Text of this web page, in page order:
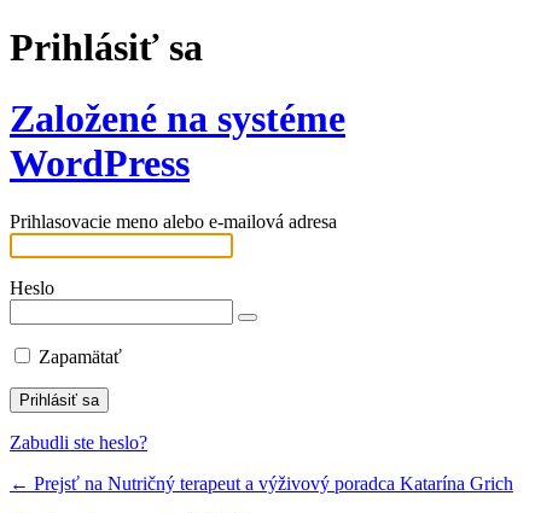
Prihlásiť sa
Založené na systéme
WordPress
Prihlasovacie meno alebo e-mailová adresa
Heslo
Zapamätať
Zabudli ste heslo?
← Prejsť na Nutričný terapeut a výživový poradca Katarína Grich